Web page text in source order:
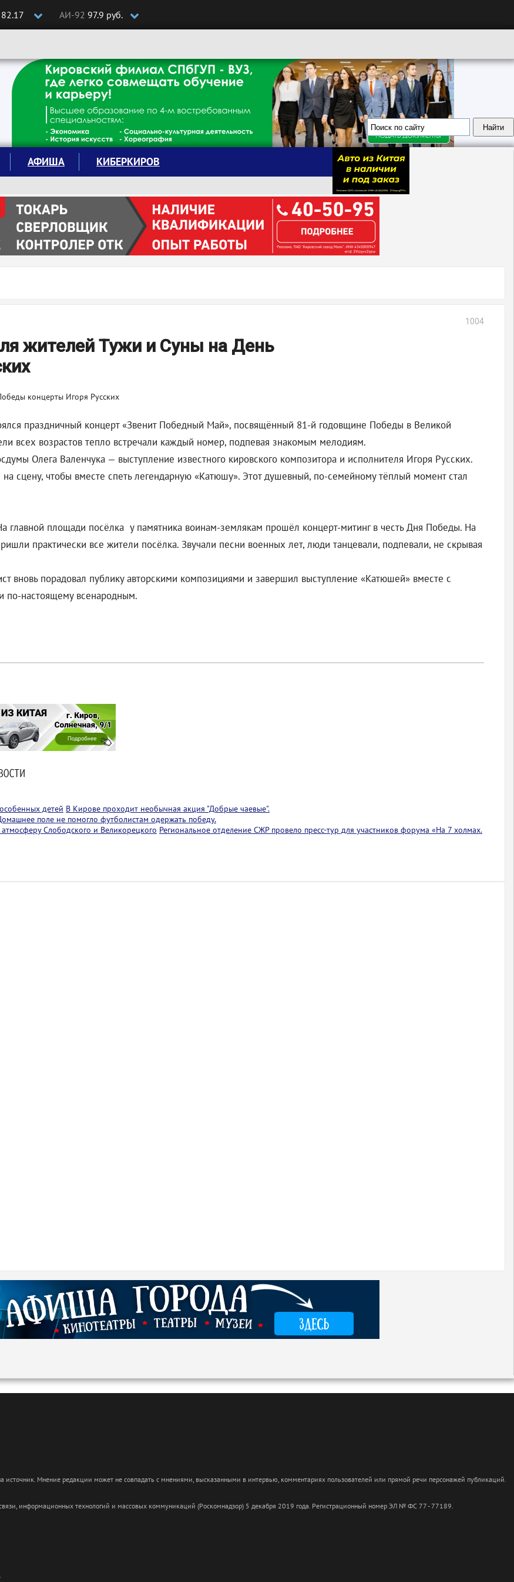
82.17 АИ-92 97.9 руб.
АФИША КИБЕРКИРОВ
1004
жителей Тужи и Суны на День
праздничный концерт «Звенит Победный Май», посвящённый 81-й годовщине Победы в Великой
всех возрастов тепло встречали каждый номер, подпевая знакомым мелодиям.
Олега Валенчука — выступление известного кировского композитора и исполнителя Игоря Русских.
сцену, чтобы вместе спеть легендарную «Катюшу». Этот душевный, по-семейному тёплый момент стал
главной площади посёлка у памятника воинам-землякам прошёл концерт-митинг в честь Дня Победы. На
практически все жители посёлка. Звучали песни военных лет, люди танцевали, подпевали, не скрывая
вновь порадовал публику авторскими композициями и завершил выступление «Катюшей» вместе с
по-настоящему всенародным.
детей В Кирове проходит необычная акция "Добрые чаевые".
поле не помогло футболистам одержать победу.
Слободского и Великорецкого Региональное отделение СЖР провело пресс-тур для участников форума «На 7 холмах.
источник. Мнение редакции может не совпадать с мнениями, высказанными в интервью, комментариях пользователей или прямой речи персонажей публикаций.
информационных технологий и массовых коммуникаций (Роскомнадзор) 5 декабря 2019 года. Регистрационный номер ЭЛ № ФС 77 - 77189.